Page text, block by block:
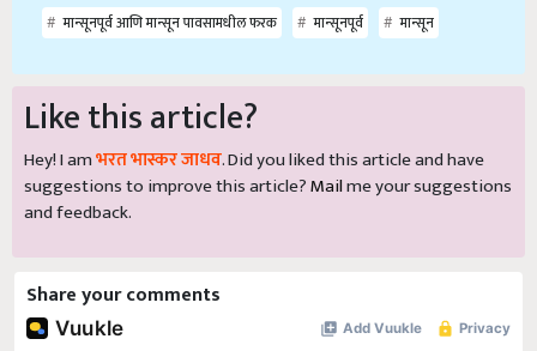
मान्सूनपूर्व आणि मान्सून पावसामधील फरक
मान्सूनपूर्व मान्सून
Like this article?
Hey! I amभरत भास्कर जाधव. Did you liked this article and have
suggestions to improve this article?Mailme your suggestions
and feedback.
Share your comments